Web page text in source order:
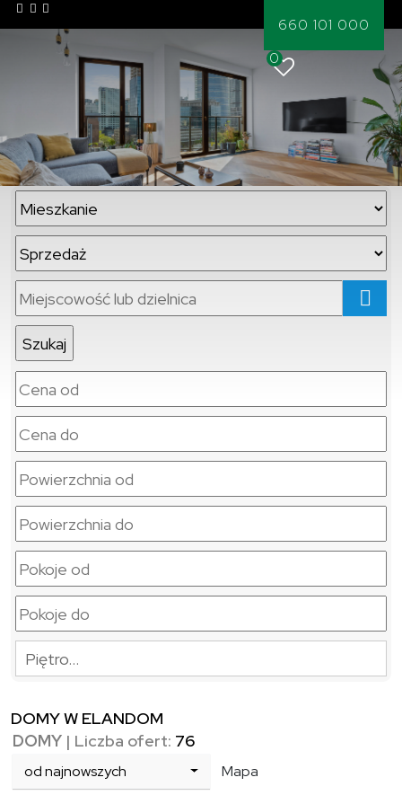
660 101 000
0
Piętro…
DOMY W ELANDOM
DOMY | Liczba ofert: 76
od najnowszych Mapa